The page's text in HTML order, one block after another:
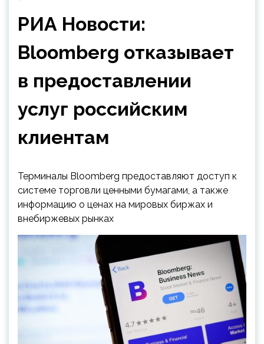
РИА Новости:
Bloomberg отказывает
в предоставлении
услуг российским
клиентам
Терминалы Bloomberg предоставляют доступ к
системе торговли ценными бумагами, а также
информацию о ценах на мировых биржах и
внебиржевых рынках